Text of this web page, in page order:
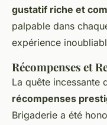
gustatif riche et
palpable dans
expérience
Récompenses et
La quête incessante
récompenses
Brigaderie a été